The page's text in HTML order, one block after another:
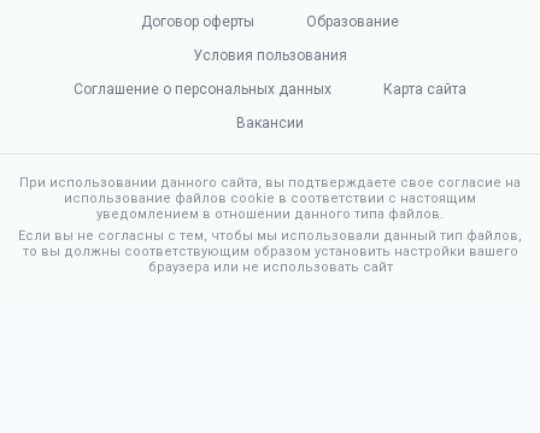
Договор оферты
Образование
Условия пользования
Соглашение о персональных данных
Карта сайта
Вакансии
При использовании данного сайта, вы подтверждаете свое согласие на
использование файлов cookie в соответствии с настоящим
уведомлением в отношении данного типа файлов.
Если вы не согласны с тем, чтобы мы использовали данный тип файлов,
то вы должны соответствующим образом установить настройки вашего
браузера или не использовать сайт